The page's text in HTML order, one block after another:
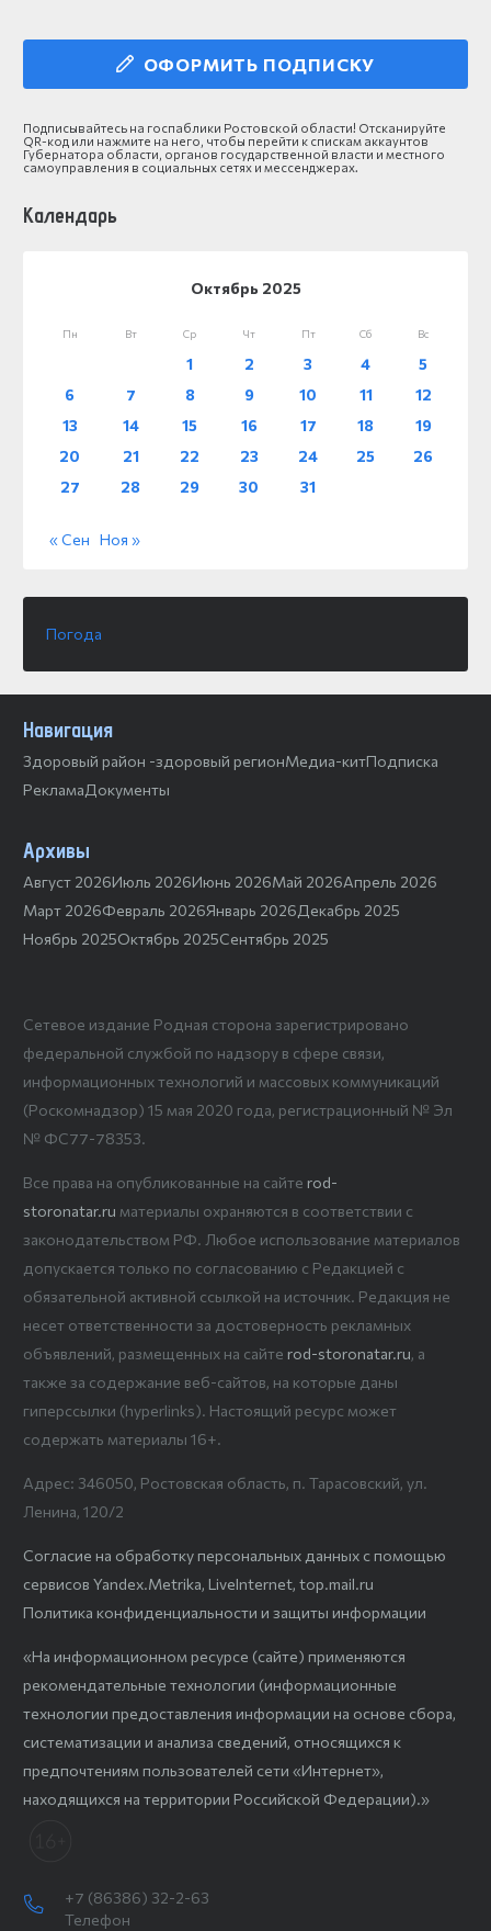
ОФОРМИТЬ ПОДПИСКУ
Подписывайтесь на госпаблики Ростовской области! Отсканируйте
QR-код или нажмите на него, чтобы перейти к спискам аккаунтов
Губернатора области, органов государственной власти и местного
самоуправления в социальных сетях и мессенджерах.
Календарь
Октябрь 2025
Пн Вт Ср Чт Пт Сб Вс
1 2 3 4
5
6
7 8 9 10 11
12
13
14 15 16 17 18
19
20
21 22 23 24 25
26
27
28 29 30 31
« Сен Ноя »
Погода
Навигация
Здоровый район -здоровый регионМедиа-китПодписка
РекламаДокументы
Архивы
Август 2026Июль 2026Июнь 2026Май 2026Апрель 2026
Март 2026Февраль 2026Январь 2026Декабрь 2025
Ноябрь 2025Октябрь 2025Сентябрь 2025
Сетевое издание Родная сторона зарегистрировано
федеральной службой по надзору в сфере связи,
информационных технологий и массовых коммуникаций
(Роскомнадзор) 15 мая 2020 года, регистрационный № Эл
№ ФС77-78353.
Все права на опубликованные на сайте rod-
storonatar.ru материалы охраняются в соответствии с
законодательством РФ. Любое использование материалов
допускается только по согласованию с Редакцией с
обязательной активной ссылкой на источник. Редакция не
несет ответственности за достоверность рекламных
объявлений, размещенных на сайте rod-storonatar.ru, а
также за содержание веб-сайтов, на которые даны
гиперссылки (hyperlinks). Настоящий ресурс может
содержать материалы 16+.
Адрес: 346050, Ростовская область, п. Тарасовский, ул.
Ленина, 120/2
Согласие на обработку персональных данных с помощью
сервисов Yandex.Metrika, LiveInternet, top.mail.ru
Политика конфиденциальности и защиты информации
«На информационном ресурсе (сайте) применяются
рекомендательные технологии (информационные
технологии предоставления информации на основе сбора,
систематизации и анализа сведений, относящихся к
предпочтениям пользователей сети «Интернет»,
находящихся на территории Российской Федерации).»
+7 (86386) 32-2-63
Телефон